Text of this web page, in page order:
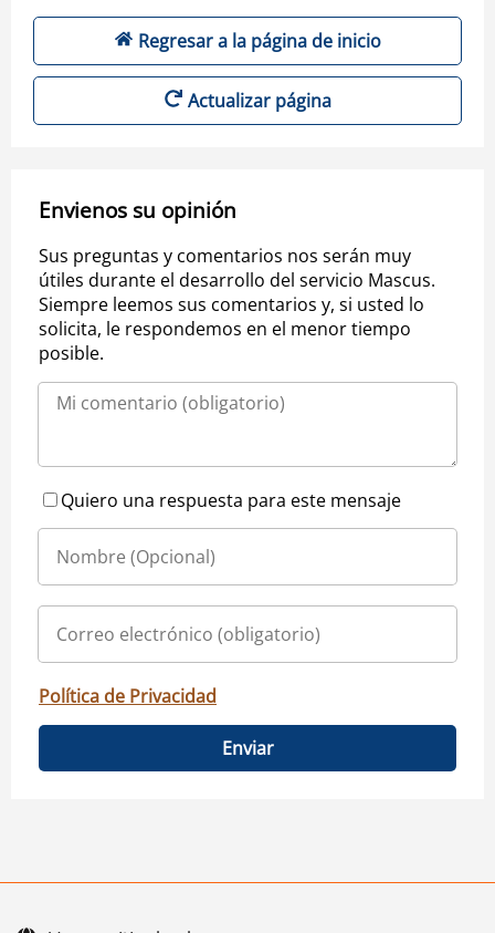
Regresar a la página de inicio
Actualizar página
Envienos su opinión
Sus preguntas y comentarios nos serán muy
útiles durante el desarrollo del servicio Mascus.
Siempre leemos sus comentarios y, si usted lo
solicita, le respondemos en el menor tiempo
posible.
Quiero una respuesta para este mensaje
Política de Privacidad
Enviar